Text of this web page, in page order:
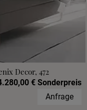
Decor, 472
€ Sonderpreis
Anfrage